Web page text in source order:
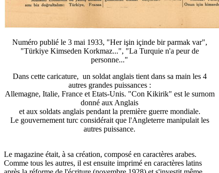
Numéro publié le 3 mai 1933, "Her işin içinde bir parmak var",
"Türkiye Kimseden Korkmaz...", "La Turquie n'a peur de
personne..."
Dans cette caricature, un soldat anglais tient dans sa main les 4
autres grandes puissances :
Allemagne, Italie, France et Etats-Unis. "Con Kikirik" est le surnom
donné aux Anglais
et aux soldats anglais pendant la première guerre mondiale.
Le gouvernement turc considérait que l'Angleterre manipulait les
autres puissance.
Le magazine était, à sa création, composé en caractères arabes.
Comme tous les autres, il est ensuite imprimé en caractères latins